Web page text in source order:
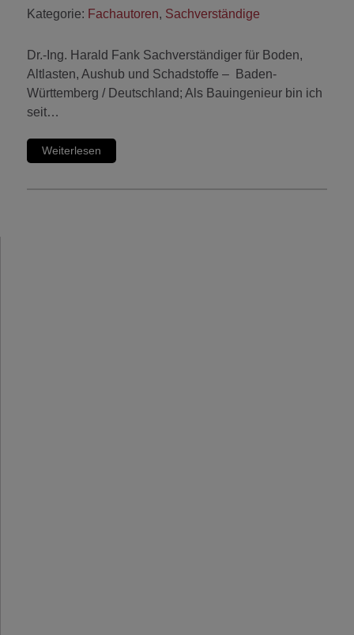
Kategorie: Fachautoren, Sachverständige
Dr.-Ing. Harald Fank Sachverständiger für Boden,
Altlasten, Aushub und Schadstoffe – Baden-
Württemberg / Deutschland; Als Bauingenieur bin ich
seit…
Weiterlesen